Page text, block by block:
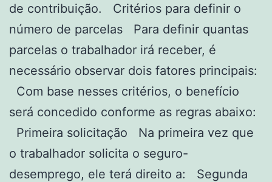
de contribuição. Critérios para definir o
número de parcelas Para definir quantas
parcelas o trabalhador irá receber, é
necessário observar dois fatores principais:
Com base nesses critérios, o benefício
será concedido conforme as regras abaixo:
Primeira solicitação Na primeira vez que
o trabalhador solicita o seguro-
desemprego, ele terá direito a: Segunda